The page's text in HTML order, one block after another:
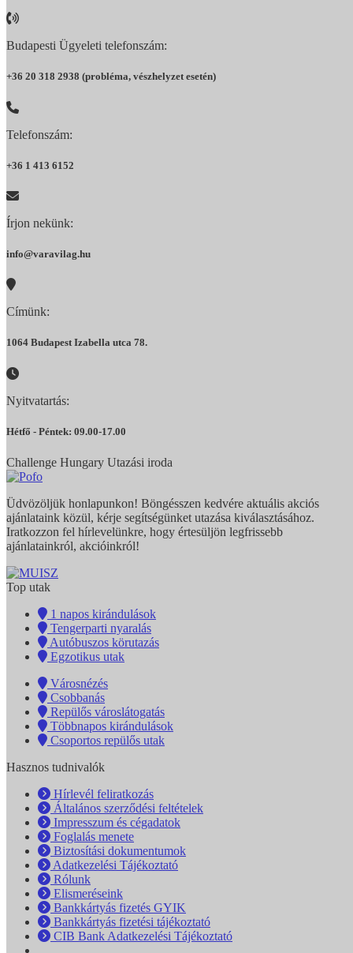
Budapesti Ügyeleti telefonszám:
+36 20 318 2938 (probléma, vészhelyzet esetén)
Telefonszám:
+36 1 413 6152
Írjon nekünk:
info@varavilag.hu
Címünk:
1064 Budapest Izabella utca 78.
Nyitvatartás:
Hétfő - Péntek: 09.00-17.00
Challenge Hungary Utazási iroda
Üdvözöljük honlapunkon! Böngésszen kedvére aktuális akciós
ajánlataink közül, kérje segítségünket utazása kiválasztásához.
Iratkozzon fel hírlevelünkre, hogy értesüljön legfrissebb
ajánlatainkról, akcióinkról!
Top utak
1 napos kirándulások
Tengerparti nyaralás
Autóbuszos körutazás
Egzotikus utak
Városnézés
Csobbanás
Repülős városlátogatás
Többnapos kirándulások
Csoportos repülős utak
Hasznos tudnivalók
Hírlevél feliratkozás
Általános szerződési feltételek
Impresszum és cégadatok
Foglalás menete
Biztosítási dokumentumok
Adatkezelési Tájékoztató
Rólunk
Elismeréseink
Bankkártyás fizetés GYIK
Bankkártyás fizetési tájékoztató
CIB Bank Adatkezelési Tájékoztató